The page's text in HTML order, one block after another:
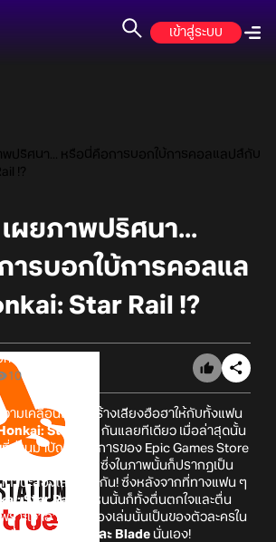
เข้าสู่ระบบ
พปริศนา... หรือนี่คือการบอกใบ้การคอลแลปส์กับ
!?
ผยภาพปริศนา...
ารบอกใบ้การคอลแล
Star Rail !?
10
ความเคลื่อนไหวที่สร้างเสียงฮือฮาให้กับทั้งแฟน
Star Rail กันแลยทีเดียว เมื่อล่าสุดนั้น
ที่ผ่านมาบัญชีทางการของ Epic Games Store
พปริศนาออกมา ! ซึ่งในภาพนั้นก็ปรากฎเป็น
ตานะสองเล่มด้วยกัน! ซึ่งหลังจากที่ทางแฟน ๆ
Star Rail
ได้เห็นนั้นก็ทั้งตื่นตกใจและตื่น
พราะเจ้าอาวุธทั้งสองเล่มนั้นเป็นของตัวละครใน
อย่างKafka และ Blade นั่นเอง!